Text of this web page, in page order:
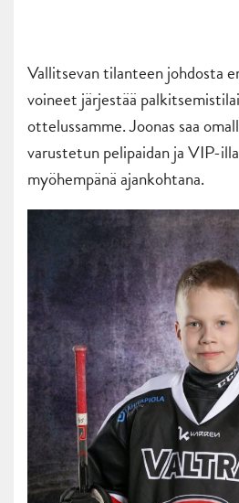
Vallitsevan tilanteen johdosta
voineet järjestää
ottelussamme. Joonas saa
varustetun pelipaidan ja VIP-
myöhempänä ajankohtana.